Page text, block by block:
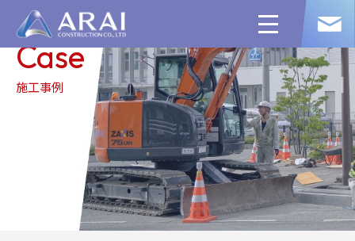
toggle
navigation
Case
施工事例